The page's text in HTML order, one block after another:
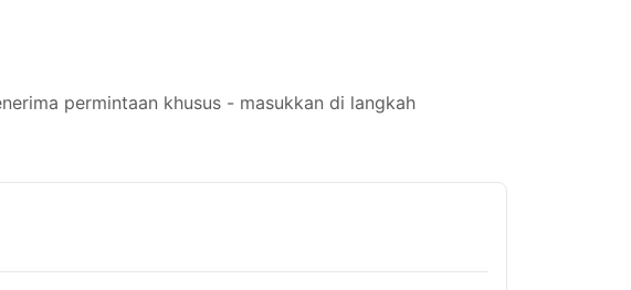
permintaan khusus - masukkan di langkah